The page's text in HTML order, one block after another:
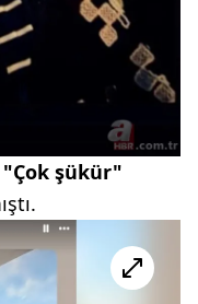
"Çok şükür"